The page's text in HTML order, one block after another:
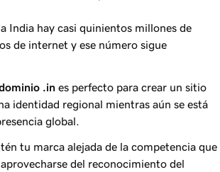
India hay casi quinientos millones de
de internet y ese número sigue
.in es perfecto para crear un sitio
identidad regional mientras aún se está
global.
tu marca alejada de la competencia que
del reconocimiento del